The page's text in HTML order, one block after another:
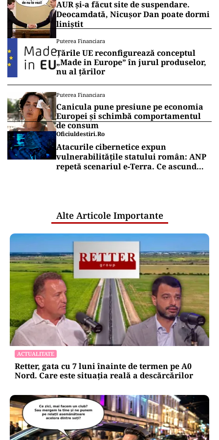
AUR și-a făcut site de suspendare.
Deocamdată, Nicușor Dan poate dormi
liniștit
Puterea Financiara
Țările UE reconfigurează conceptul
„Made in Europe” în jurul produselor,
nu al țărilor
Puterea Financiara
Canicula pune presiune pe economia
Europei și schimbă comportamentul
de consum
Oficiuldestiri.ro
Atacurile cibernetice expun
vulnerabilitățile statului român: ANP
repetă scenariul e‑Terra. Ce ascund
Alte Articole Importante
ACTUALITATE
Retter, gata cu 7 luni înainte de termen pe A0
Nord. Care este situația reală a descărcărilor